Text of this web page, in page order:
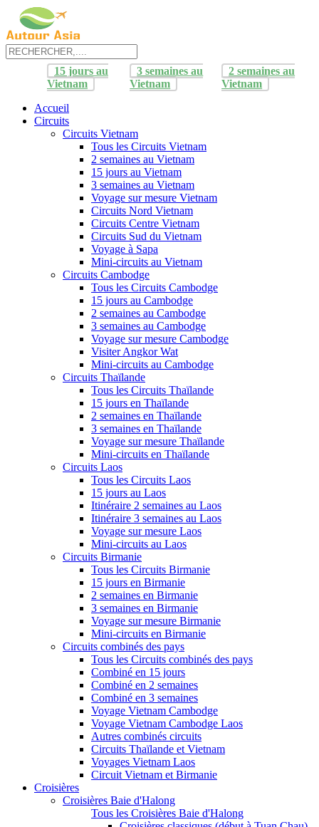
15 jours au
Vietnam
3 semaines au
Vietnam
2 semaines au
Vietnam
Accueil
Circuits
Circuits Vietnam
Tous les Circuits Vietnam
2 semaines au Vietnam
15 jours au Vietnam
3 semaines au Vietnam
Voyage sur mesure Vietnam
Circuits Nord Vietnam
Circuits Centre Vietnam
Circuits Sud du Vietnam
Voyage à Sapa
Mini-circuits au Vietnam
Circuits Cambodge
Tous les Circuits Cambodge
15 jours au Cambodge
2 semaines au Cambodge
3 semaines au Cambodge
Voyage sur mesure Cambodge
Visiter Angkor Wat
Mini-circuits au Cambodge
Circuits Thaïlande
Tous les Circuits Thaïlande
15 jours en Thaïlande
2 semaines en Thaïlande
3 semaines en Thaïlande
Voyage sur mesure Thaïlande
Mini-circuits en Thaïlande
Circuits Laos
Tous les Circuits Laos
15 jours au Laos
Itinéraire 2 semaines au Laos
Itinéraire 3 semaines au Laos
Voyage sur mesure Laos
Mini-circuits au Laos
Circuits Birmanie
Tous les Circuits Birmanie
15 jours en Birmanie
2 semaines en Birmanie
3 semaines en Birmanie
Voyage sur mesure Birmanie
Mini-circuits en Birmanie
Circuits combinés des pays
Tous les Circuits combinés des pays
Combiné en 15 jours
Combiné en 2 semaines
Combiné en 3 semaines
Voyage Vietnam Cambodge
Voyage Vietnam Cambodge Laos
Autres combinés circuits
Circuits Thaïlande et Vietnam
Voyages Vietnam Laos
Circuit Vietnam et Birmanie
Croisières
Croisières Baie d'Halong
Tous les Croisières Baie d'Halong